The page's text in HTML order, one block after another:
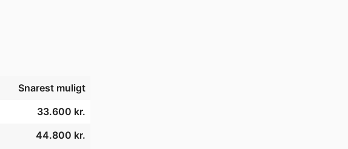
Snarest muligt
33.600 kr.
44.800 kr.